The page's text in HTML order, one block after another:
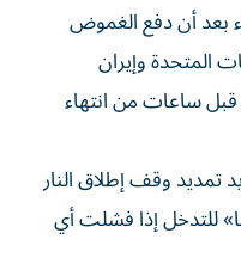
بعد أن دفع الغموض
المتحدة وإيران
ساعات من انتهاء
تمديد ​وقف إطلاق ⁠النار
للتدخل إذا فشلت أي